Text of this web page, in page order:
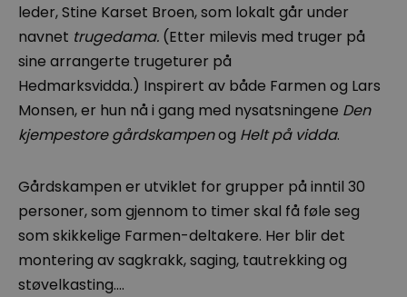
leder, Stine Karset Broen, som lokalt går under
navnet trugedama. (Etter milevis med truger på
sine arrangerte trugeturer på
Hedmarksvidda.) Inspirert av både Farmen og Lars
Monsen, er hun nå i gang med nysatsningene Den
kjempestore gårdskampenog Helt på vidda.
Gårdskampen er utviklet for grupper på inntil 30
personer, som gjennom to timer skal få føle seg
som skikkelige Farmen-deltakere. Her blir det
montering av sagkrakk, saging, tautrekking og
støvelkasting....